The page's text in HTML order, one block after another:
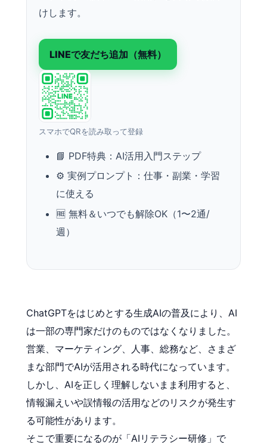
けします。
LINEで友だち追加（無料）
スマホでQRを読み取って登録
📘 PDF特典：AI活用入門ステップ
⚙️ 実例プロンプト：仕事・副業・学習
に使える
🆓 無料＆いつでも解除OK（1〜2通/
週）
ChatGPTをはじめとする生成AIの普及により、AI
は一部の専門家だけのものではなくなりました。
営業、マーケティング、人事、総務など、さまざ
まな部門でAIが活用される時代になっています。
しかし、AIを正しく理解しないまま利用すると、
情報漏えいや誤情報の活用などのリスクが発生す
る可能性があります。
そこで重要になるのが「AIリテラシー研修」で